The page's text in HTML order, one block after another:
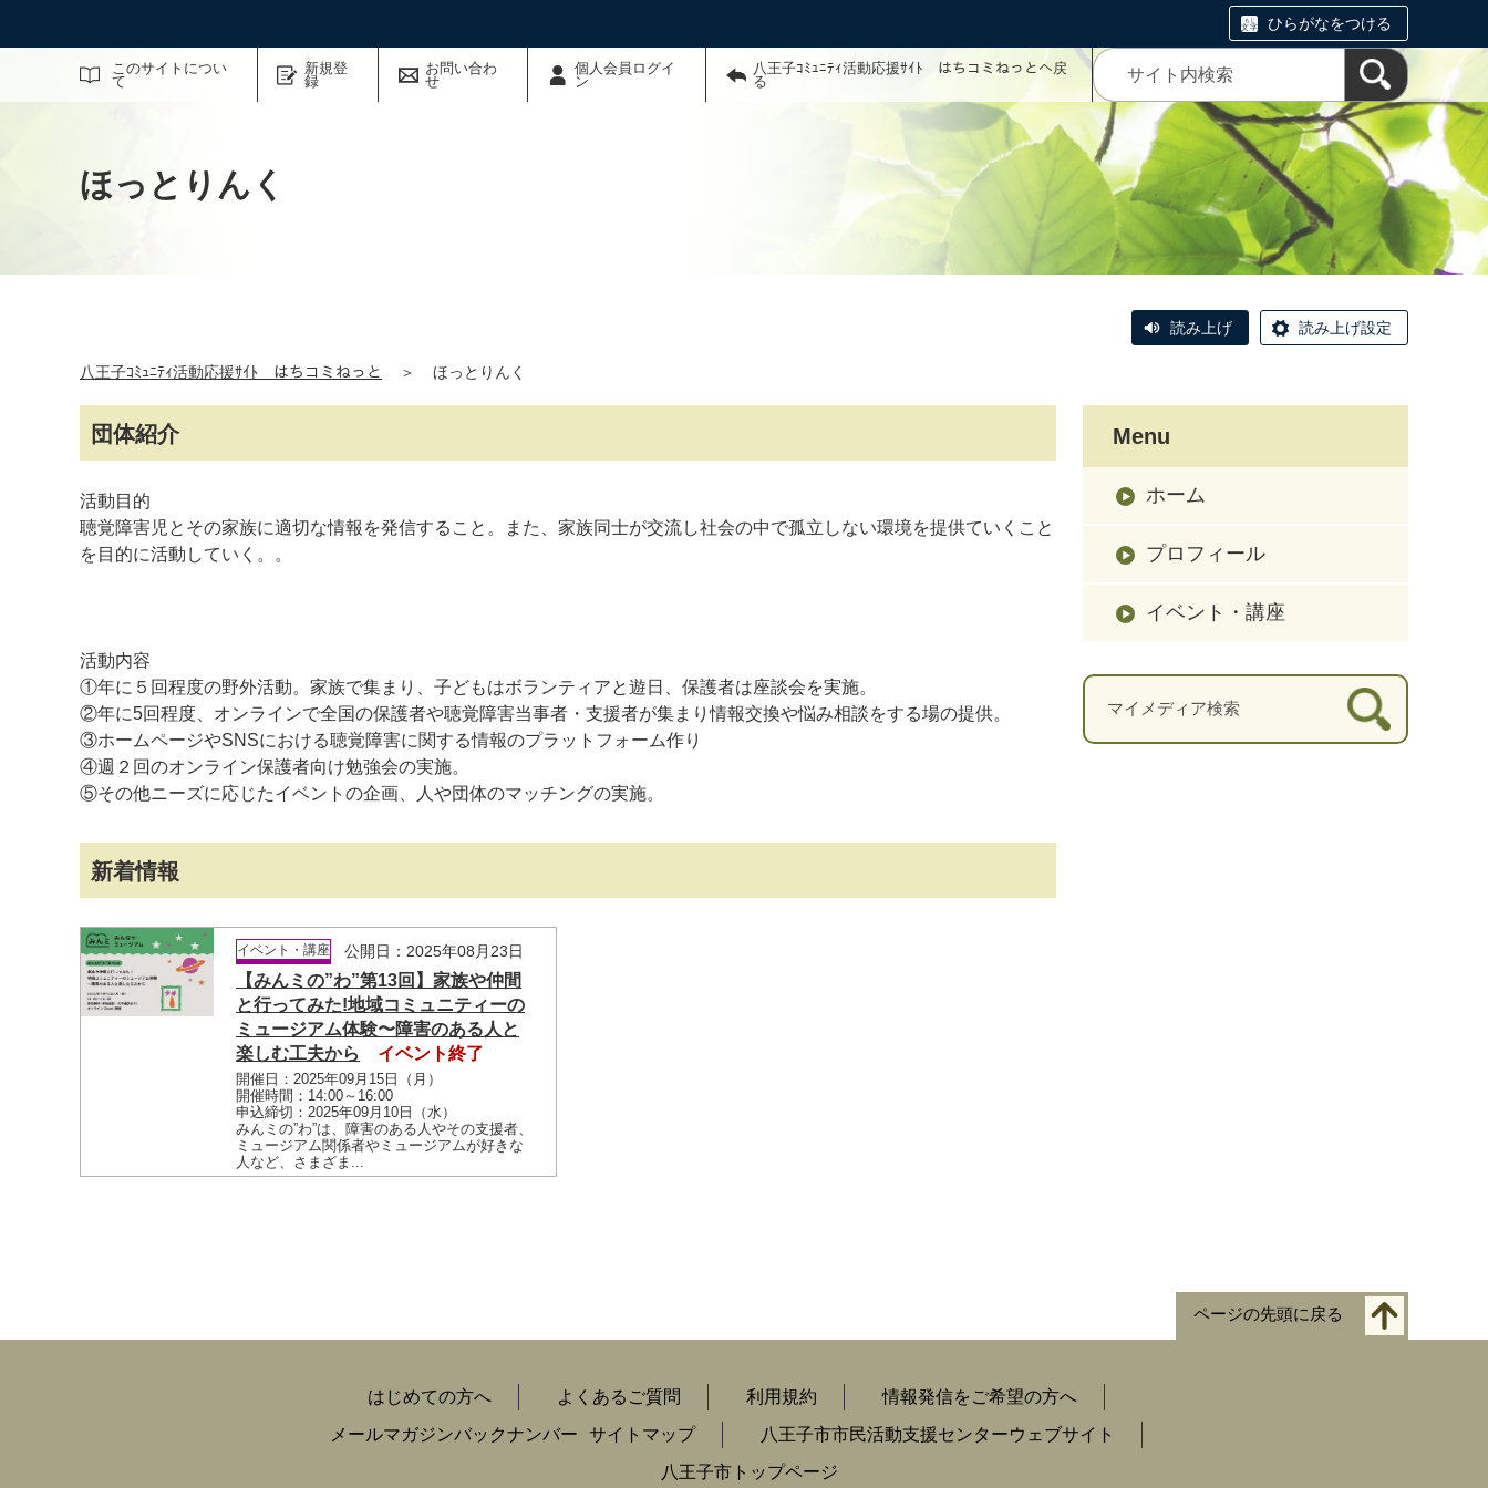
ひらがなをつける
このサイトについ
て
新規登
録
お問い合わ
せ
個人会員ログイ
ン
八王子ｺﾐｭﾆﾃｨ活動応援ｻｲﾄ はちコミねっとへ戻
る
サイト内検索
ほっとりんく
読み上げ 読み上げ設定
八王子ｺﾐｭﾆﾃｨ活動応援ｻｲﾄ はちコミねっと ＞ ほっとりんく
団体紹介
活動目的
聴覚障害児とその家族に適切な情報を発信すること。また、家族同士が交流し社会の中で孤立しない環境を提供ていくこと
を目的に活動していく。。
活動内容
①年に５回程度の野外活動。家族で集まり、子どもはボランティアと遊日、保護者は座談会を実施。
②年に5回程度、オンラインで全国の保護者や聴覚障害当事者・支援者が集まり情報交換や悩み相談をする場の提供。
③ホームページやSNSにおける聴覚障害に関する情報のプラットフォーム作り
④週２回のオンライン保護者向け勉強会の実施。
⑤その他ニーズに応じたイベントの企画、人や団体のマッチングの実施。
新着情報
イベント・講座 公開日：2025年08月23日
【みんミの”わ”第13回】家族や仲間
と行ってみた!地域コミュニティーの
ミュージアム体験〜障害のある人と
楽しむ工夫から
イベント終了
開催日：2025年09月15日（月）
開催時間：14:00～16:00
申込締切：2025年09月10日（水）
みんミの”わ”は、障害のある人やその支援者、
ミュージアム関係者やミュージアムが好きな
人など、さまざま...
Menu
ホーム
プロフィール
イベント・講座
マイメディア検索
ページの先頭に戻る
はじめての方へ よくあるご質問 利用規約
情報発信をご希望の方へ
メールマガジンバックナンバー
サイトマップ
八王子市市民活動支援センターウェブサイト
八王子市トップページ